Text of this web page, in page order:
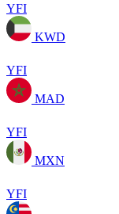
YFI
KWD
YFI
MAD
YFI
MXN
YFI